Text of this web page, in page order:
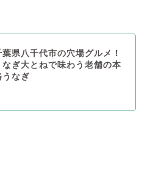
葉県八千代市の穴場グルメ！
なぎ大とねで味わう老舗の本
うなぎ